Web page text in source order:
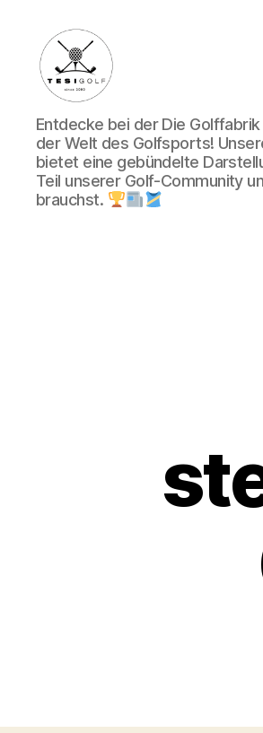
Die
Golffabrik
-
Deine
Plattform
Entdecke bei der Die
der Welt des Golfsports!
bietet eine gebündelte
Teil unserer Golf-Community
brauchst.